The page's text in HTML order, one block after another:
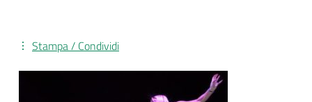
Stampa / Condividi